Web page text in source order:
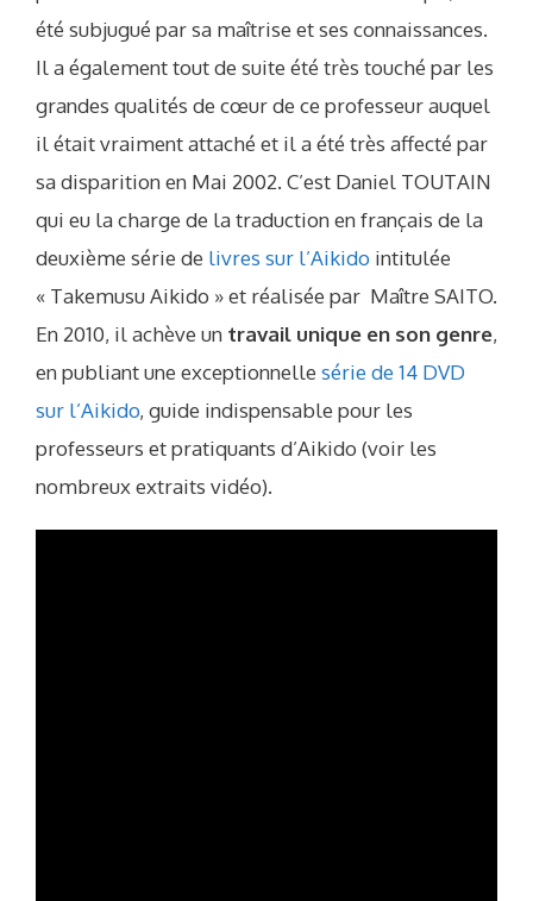
été subjugué par sa maîtrise et ses connaissances.
Il a également tout de suite été très touché par les
grandes qualités de cœur de ce professeur auquel
il était vraiment attaché et il a été très affecté par
sa disparition en Mai 2002. C’est Daniel TOUTAIN
qui eu la charge de la traduction en français de la
deuxième série de livres sur l’Aikido intitulée
« Takemusu Aikido » et réalisée par Maître SAITO.
En 2010, il achève un travail unique en son genre,
en publiant une exceptionnelle série de 14 DVD
sur l’Aikido, guide indispensable pour les
professeurs et pratiquants d’Aikido (voir les
nombreux extraits vidéo).